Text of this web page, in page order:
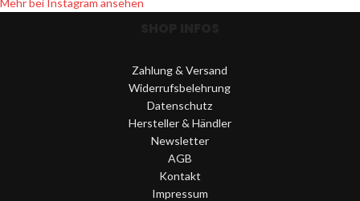
Zahlung & Versand
Widerrufsbelehrung
Datenschutz
Hersteller & Händler
Newsletter
AGB
Kontakt
Impressum